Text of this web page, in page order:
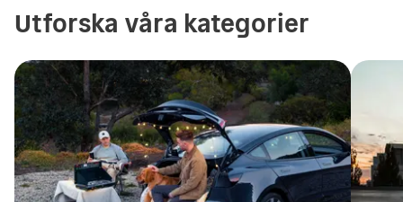
Utforska våra kategorier